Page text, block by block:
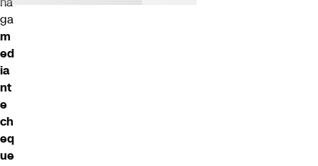
ga
m
ed
ia
nt
e
ch
eq
ue